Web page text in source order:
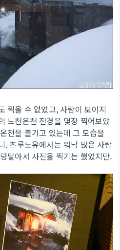
찍을 수 없었고, 사람이 보이지
노천온천 전경을 몇장 찍어보았
천을 즐기고 있는데 그 모습을
. 츠루노유에서는 워낙 많은 사람
달아서 사진을 찍기는 했었지만.